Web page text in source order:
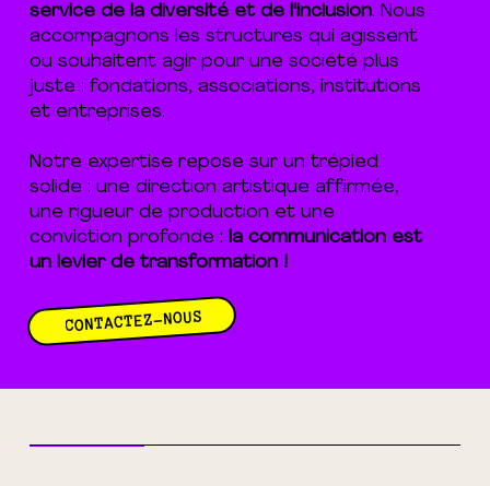
service de la diversité et de l'inclusion. Nous
accompagnons les structures qui agissent
ou souhaitent agir pour une société plus
juste : fondations, associations, institutions
et entreprises.
Notre expertise repose sur un trépied
solide : une direction artistique affirmée,
une rigueur de production et une
conviction profonde : la communication est
un levier de transformation !
CONTACTEZ-NOUS